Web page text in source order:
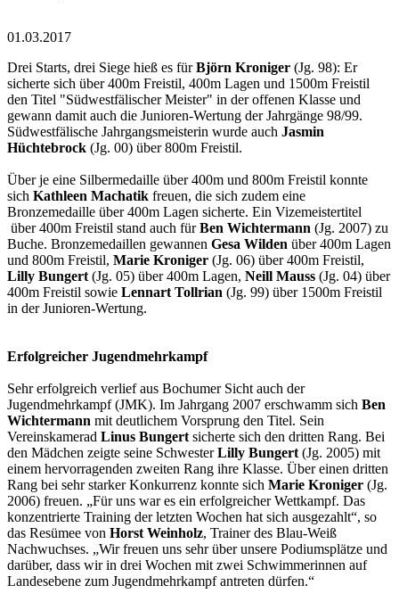
01.03.2017
Drei Starts, drei Siege hieß es fürBjörn Kroniger (Jg. 98): Er
sicherte sich über 400m Freistil, 400m Lagen und 1500m Freistil
den Titel "Südwestfälischer Meister" in der offenen Klasse und
gewann damit auch die Junioren-Wertung der Jahrgänge 98/99.
Südwestfälische Jahrgangsmeisterin wurde auch Jasmin
Hüchtebrock (Jg. 00) über 800m Freistil.
Über je eine Silbermedaille über 400m und 800m Freistil konnte
sich Kathleen Machatik freuen, die sich zudem eine
Bronzemedaille über 400m Lagen sicherte. Ein Vizemeistertitel
über 400m Freistil stand auch fürBen Wichtermann (Jg. 2007) zu
Buche. Bronzemedaillen gewannen Gesa Wilden über 400m Lagen
und 800m Freistil, Marie Kroniger (Jg. 06) über 400m Freistil,
Lilly Bungert (Jg. 05) über 400m Lagen, Neill Mauss (Jg. 04) über
400m Freistil sowie Lennart Tollrian (Jg. 99) über 1500m Freistil
in der Junioren-Wertung.
Erfolgreicher Jugendmehrkampf
Sehr erfolgreich verlief aus Bochumer Sicht auch der
Jugendmehrkampf (JMK). Im Jahrgang 2007 erschwamm sich Ben
Wichtermann mit deutlichem Vorsprung den Titel. Sein
Vereinskamerad Linus Bungert sicherte sich den dritten Rang. Bei
den Mädchen zeigte seine SchwesterLilly Bungert (Jg. 2005) mit
einem hervorragenden zweiten Rang ihre Klasse. Über einen dritten
Rang bei sehr starker Konkurrenz konnte sich Marie Kroniger (Jg.
2006) freuen. „Für uns war es ein erfolgreicher Wettkampf. Das
konzentrierte Training der letzten Wochen hat sich ausgezahlt“, so
das Resümee von Horst Weinholz, Trainer des Blau-Weiß
Nachwuchses. „Wir freuen uns sehr über unsere Podiumsplätze und
darüber, dass wir in drei Wochen mit zwei Schwimmerinnen auf
Landesebene zum Jugendmehrkampf antreten dürfen.“